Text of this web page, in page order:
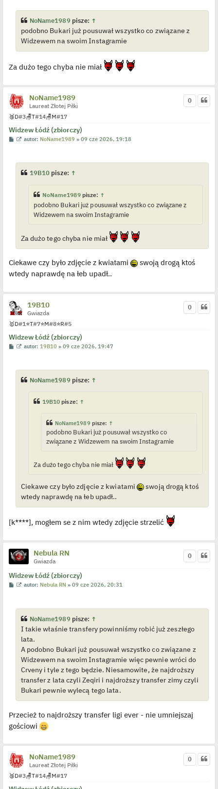
i
e
t
l
p
o
y
z
p
o
t
NoName1989 pisze: ↑
podobno Bukari już pousuwał wszystko co związane z
Widzewem na swoim Instagramie
Za dużo tego chyba nie miał
NoName1989
Laureat Złotej Piłki
🥉D#3🪑T#14🪑M#17
Widzew Łódź (zbiorczy)
0
P
W
i
e
t
z
s
t
autor: NoName1989 »09 cze 2026, 19:18
19B10 pisze: ↑
NoName1989pisze: ↑
podobno Bukari już pousuwał wszystko co związane z
Widzewem na swoim Instagramie
Za dużo tego chyba nie miał
Ciekawe czy było zdjęcie z kwiatami
swoją drogą ktoś
wtedy naprawdę na łeb upadł..
19B10
Gwiazda
🥇D#1⭐T#7⭐M#8⭐R#5
Widzew Łódź (zbiorczy)
0
P
W
i
e
t
autor:19B10 »09 cze 2026, 19:47
NoName1989 pisze: ↑
19B10 pisze: ↑
NoName1989 pisze: ↑
podobno Bukari już pousuwał wszystko co
związane z Widzewem na swoim Instagramie
Za dużo tego chyba nie miał
Ciekawe czy było zdjęcie z kwiatami
swoją drogą ktoś
wtedy naprawdę na łeb upadł..
[k****], mogłem se z nim wtedy zdjęcie strzelić
Nebula RN
Gwiazda
Widzew Łódź (zbiorczy)
0
P
W
i
e
t
l
o
j
e
d
y
n
c
y
t
autor: Nebula RN »09 cze 2026, 20:31
NoName1989 pisze: ↑
I takie właśnie transfery powinniśmy robić już zeszłego
lata.
A podobno Bukari już pousuwał wszystko co związane z
Widzewem na swoim Instagramie więc pewnie wróci do
Crveny i tyle z tego będzie. Niesamowite, że najdroższy
transfer z lata czyli Zeqiri i najdroższy transfer zimy czyli
Bukari pewnie wylecą tego lata.
Przecież to najdroższy transfer ligi ever - nie umniejszaj
gościowi
NoName1989
Laureat Złotej Piłki
🥉D#3🪑T#14🪑M#17
0